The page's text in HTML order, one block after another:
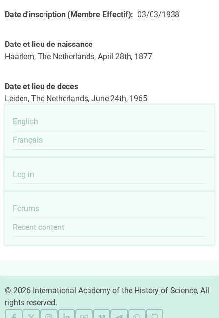
Date d'inscription (Membre Effectif) 03/03/1938
Date et lieu de naissance
Haarlem, The Netherlands, April 28th, 1877
Date et lieu de deces
Leiden, The Netherlands, June 24th, 1965
English
Français
User
menu
Log in
Tools
Forums
Recent content
© 2026 International Academy of the History of Science, All
rights reserved.